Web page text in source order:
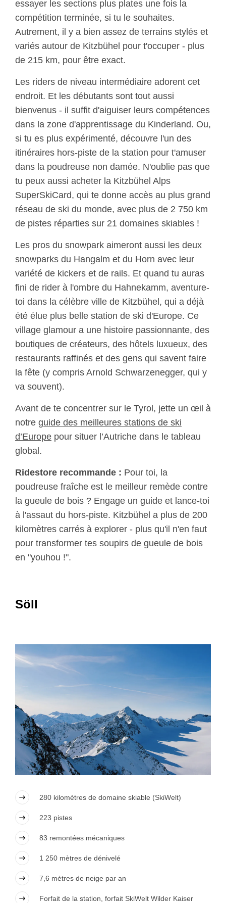
essayer les sections plus plates une fois la
compétition terminée, si tu le souhaites.
Autrement, il y a bien assez de terrains stylés et
variés autour de Kitzbühel pour t'occuper - plus
de 215 km, pour être exact.
Les riders de niveau intermédiaire adorent cet
endroit. Et les débutants sont tout aussi
bienvenus - il suffit d'aiguiser leurs compétences
dans la zone d'apprentissage du Kinderland. Ou,
si tu es plus expérimenté, découvre l'un des
itinéraires hors-piste de la station pour t'amuser
dans la poudreuse non damée. N'oublie pas que
tu peux aussi acheter la Kitzbühel Alps
SuperSkiCard, qui te donne accès au plus grand
réseau de ski du monde, avec plus de 2 750 km
de pistes réparties sur 21 domaines skiables !
Les pros du snowpark aimeront aussi les deux
snowparks du Hangalm et du Horn avec leur
variété de kickers et de rails. Et quand tu auras
fini de rider à l'ombre du Hahnekamm, aventure-
toi dans la célèbre ville de Kitzbühel, qui a déjà
été élue plus belle station de ski d'Europe. Ce
village glamour a une histoire passionnante, des
boutiques de créateurs, des hôtels luxueux, des
restaurants raffinés et des gens qui savent faire
la fête (y compris Arnold Schwarzenegger, qui y
va souvent).
Avant de te concentrer sur le Tyrol, jette un œil à
notre guide des meilleures stations de ski
d’Europe pour situer l’Autriche dans le tableau
global.
Ridestore recommande : Pour toi, la
poudreuse fraîche est le meilleur remède contre
la gueule de bois ? Engage un guide et lance-toi
à l'assaut du hors-piste. Kitzbühel a plus de 200
kilomètres carrés à explorer - plus qu'il n'en faut
pour transformer tes soupirs de gueule de bois
en "youhou !".
Söll
280 kilomètres de domaine skiable (SkiWelt)
223 pistes
83 remontées mécaniques
1 250 mètres de dénivelé
7,6 mètres de neige par an
Forfait de la station, forfait SkiWelt Wilder Kaiser